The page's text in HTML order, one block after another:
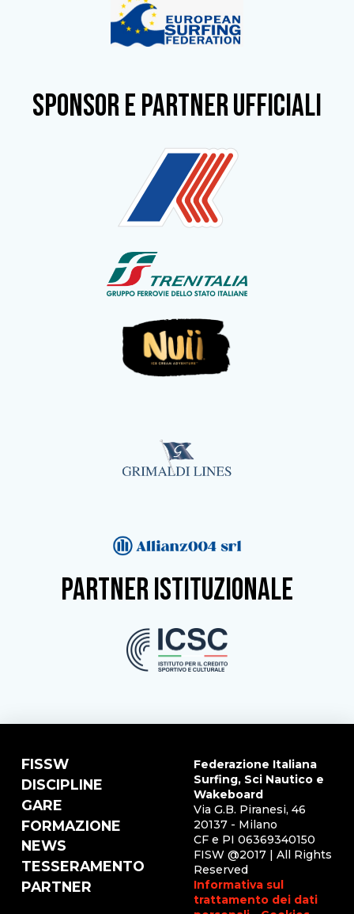
SPONSOR e partner ufficiali
partner istituzionale
FISSW
DISCIPLINE
GARE
FORMAZIONE
NEWS
TESSERAMENTO
PARTNER
Federazione Italiana
Surfing, Sci Nautico e
Wakeboard
Via G.B. Piranesi, 46
20137 - Milano
CF e PI 06369340150
FISW @2017 | All Rights
Reserved
Informativa sul
trattamento dei dati